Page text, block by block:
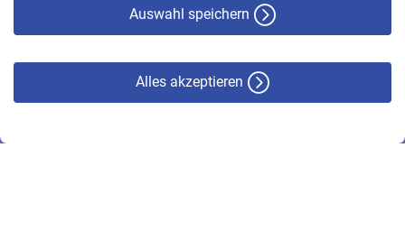
Auswahl speichern
Alles akzeptieren
© VBL 2026